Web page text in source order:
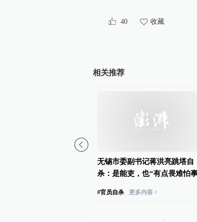
40 收藏
相关推荐
无锡市委副书记蒋洪亮跳塔自
杀：是能吏，也“有点畏难怕
#官员自杀 更多内容 >